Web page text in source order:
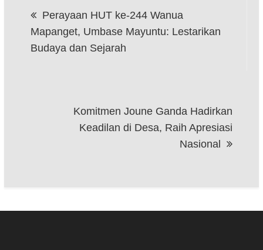
pos
Perayaan HUT ke-244 Wanua
Mapanget, Umbase Mayuntu: Lestarikan
Budaya dan Sejarah
Komitmen Joune Ganda Hadirkan
Keadilan di Desa, Raih Apresiasi
Nasional